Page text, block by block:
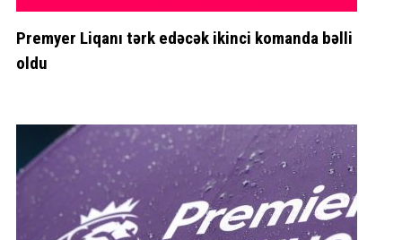
Premyer Liqanı tərk edəcək ikinci komanda bəlli
oldu